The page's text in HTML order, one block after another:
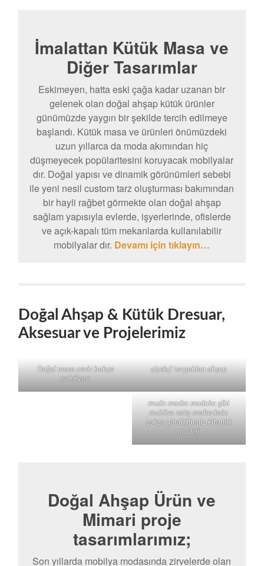
İmalattan Kütük Masa ve
Diğer Tasarımlar
Eskimeyen, hatta eski çağa kadar uzanan bir
gelenek olan doğal ahşap kütük ürünler
günümüzde yaygın bir şekilde tercih edilmeye
başlandı. Kütük masa ve ürünleri önümüzdeki
uzun yıllarca da moda akımından hiç
düşmeyecek popülaritesini koruyacak mobilyalar
dır. Doğal yapısı ve dinamik görünümleri sebebi
ile yeni nesil custom tarz oluşturması bakımından
bir hayli rağbet görmekte olan doğal ahşap
sağlam yapısıyla evlerde, işyerlerinde, ofislerde
ve açık-kapalı tüm mekanlarda kullanılabilir
mobilyalar dır. Devamı için tıklayın…
Doğal Ahşap & Kütük Dresuar,
Aksesuar ve Projelerimiz
Doğal masa ceviz bahçe
mobilyası
çiçekçi tezgahları ahşap
mudo masko modoko gibi
mobilya satış merkezlerin
çokça gördüğümüz kitaplık
modeli
Doğal Ahşap Ürün ve
Mimari proje
tasarımlarımız;
Son yıllarda mobilya modasında zirvelerde olan